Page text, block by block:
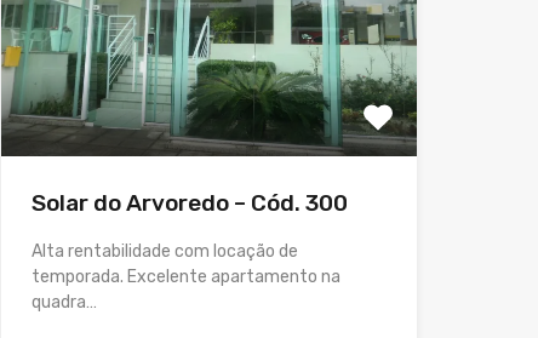
Solar do Arvoredo – Cód. 300
Alta rentabilidade com locação de
temporada. Excelente apartamento na
quadra…